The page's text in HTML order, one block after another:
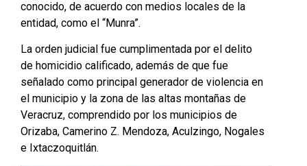
conocido, de acuerdo con medios locales de la
entidad, como el “Munra”.
La orden judicial fue cumplimentada por el delito
de homicidio calificado, además de que fue
señalado como principal generador de violencia en
el municipio y la zona de las altas montañas de
Veracruz, comprendido por los municipios de
Orizaba, Camerino Z. Mendoza, Aculzingo, Nogales
e Ixtaczoquitlán.